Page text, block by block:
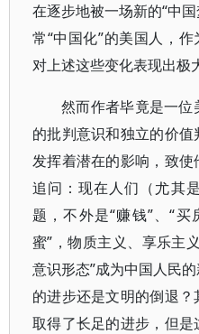
在逐步地被一场新的“中
常“中国化”的美国人，
对上述这些变化表现出极
然而作者毕竟是一
的批判意识和独立的价
发挥着潜在的影响，致
追问：现在人们（尤其
题，不外是“赚钱”、“买
蜜”，物质主义、享乐主
意识形态”成为中国人民
的进步还是文明的倒退
取得了长足的进步，但